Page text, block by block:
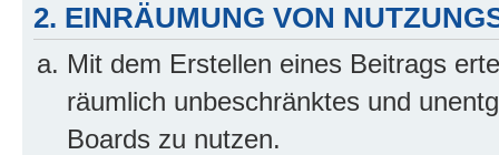
2. EINRÄUMUNG VON
Mit dem Erstellen eines Beitrags
räumlich unbeschränktes und
Boards zu nutzen.